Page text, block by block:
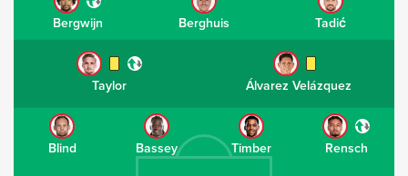
Rensch
Timber
Bassey
Blind
Álvarez Velázquez
Taylor
Tadić
Berghuis
Bergwijn